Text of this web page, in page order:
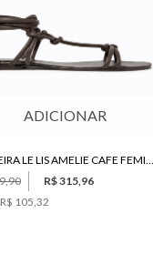
ADICIONAR
RASTEIRA LE LIS AMELIE CAFE FEMININA
R$ 315,96
R$ 105,32